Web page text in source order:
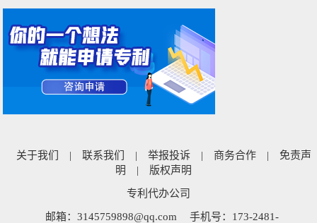
关于我们 | 联系我们 | 举报投诉 | 商务合作 |
免责声
明
| 版权声明
专利代办公司
邮箱：3145759898@qq.com 手机号：173-2481-